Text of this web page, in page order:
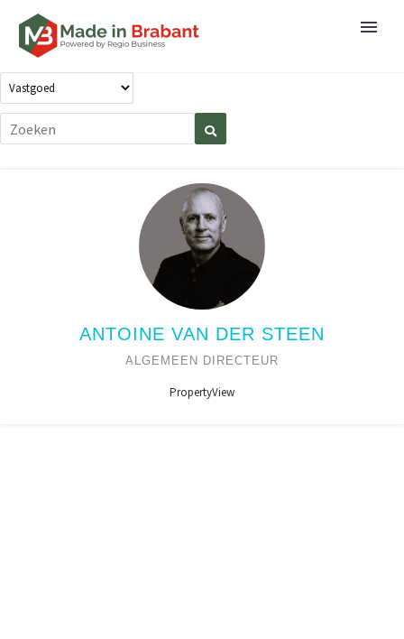
ANTOINE VAN DER STEEN
ALGEMEEN DIRECTEUR
PropertyView